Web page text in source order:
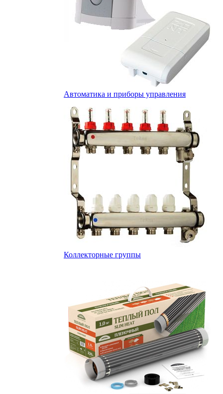
Автоматика и приборы управления
Коллекторные группы